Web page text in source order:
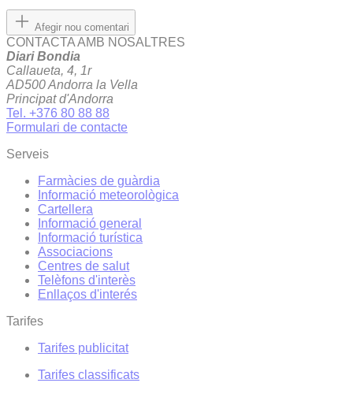
Afegir nou comentari
CONTACTA AMB NOSALTRES
Diari Bondia
Callaueta, 4, 1r
AD500 Andorra la Vella
Principat d'Andorra
Tel. +376 80 88 88
Formulari de contacte
Serveis
Farmàcies de guàrdia
Informació meteorològica
Cartellera
Informació general
Informació turística
Associacions
Centres de salut
Telèfons d'interès
Enllaços d'interés
Tarifes
Tarifes publicitat
Tarifes classificats